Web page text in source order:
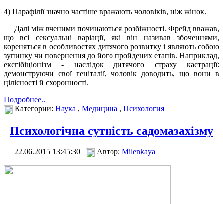
4) Парафілії значно частіше вражають чоловіків, ніж жінок.
Далі між вченими починаються розбіжності. Фрейд вважав,
що всі сексуальні варіації, які він називав збоченнями,
кореняться в особливостях дитячого розвитку і являють собою
зупинку чи повернення до його пройдених етапів. Наприклад,
ексгібіціонізм - наслідок дитячого страху кастрації:
демонструючи свої геніталії, чоловік доводить, що вони в
цілісності й схоронності.
Подробнее..
Категории: Наука , Медицина , Психология
Психологічна сутність садомазахізму
22.06.2015 13:45:30 | Автор: Milenkaya